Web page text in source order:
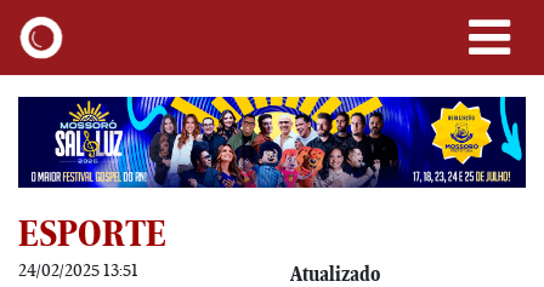
ESPORTE
24/02/2025 13:51 Atualizado